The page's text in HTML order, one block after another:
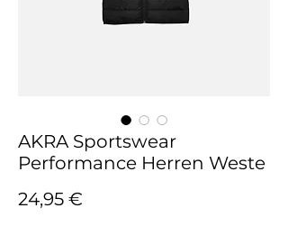
AKRA Sportswear
Performance Herren Weste
24,95 €